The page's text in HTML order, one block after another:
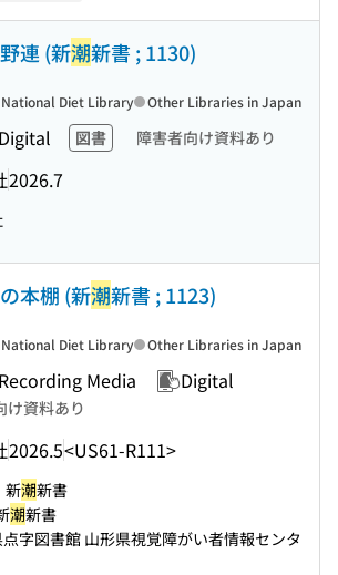
連 (新潮新書 ; 1130)
Digital 図書 障害者向け資料あり
2026.7
National Diet Library Other Libraries in Japan
本棚 (新潮新書 ; 1123)
Recording Media Digital
け資料あり
2026.5<US61-R111>
National Diet Library Other Libraries in Japan
新潮新書
潮新書
字図書館 山形県視覚障がい者情報センタ